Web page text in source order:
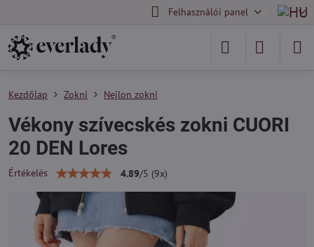
Felhasználói panel
Kezdőlap Zokni Nejlon zokni
Vékony szívecskés zokni CUORI
20 DEN Lores
Értékelés 4.89/5 (9x)